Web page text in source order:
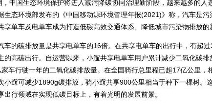
，中国生态环境保护将进入减污降碳协同治理新阶段，越来越多的人
生态环境部发布的《中国移动源环境管理年报(2021)》称，汽车是污
享单车及电单车成为打造低碳高效交通体系、降低城市污染物排放的
车的碳排放量是共享电单车的16倍。在共享电单车的出行中，有超
的高碳出行。自运营以来，小遛共享电单车用户累计减少二氧化碳
车行驶一年的二氧化碳排放量。在全国骑行总里程已超17亿公里，
小遛可减少1890g碳排放，骑小遛共享900公里相当于种下一棵树。
出行领域在实现低碳目标上，有着光明的发展前景。